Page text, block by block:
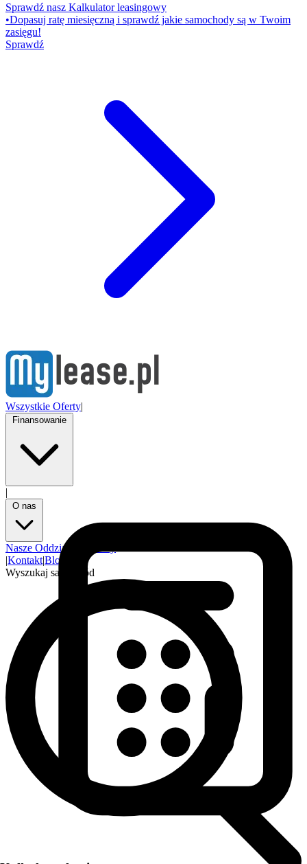
Sprawdź nasz Kalkulator leasingowy
•Dopasuj ratę miesięczną i sprawdź jakie samochody są w Twoim
zasięgu!
Sprawdź
Wszystkie Oferty|
|
Nasze Oddziały
|Kontakt|Blog
Wyszukaj samochód